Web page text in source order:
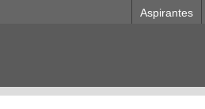
Aspirantes